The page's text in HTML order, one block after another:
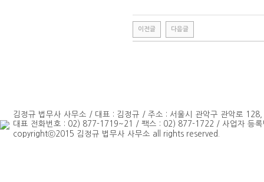
이전글 다음글
김정규 법무사 사무소 / 대표 : 김정규 / 주소 : 서울시 관악구 관악로
대표 전화번호 : 02) 877-1719~21 / 팩스 : 02) 877-1722 / 사업자 등
copyrightⓒ2015 김정규 법무사 사무소 all rights reserved.